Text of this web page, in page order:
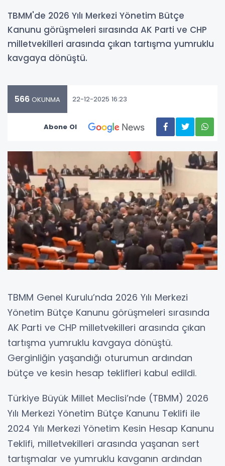
TBMM'de 2026 Yılı Merkezi Yönetim Bütçe
Kanunu görüşmeleri sırasında AK Parti ve CHP
milletvekilleri arasında çıkan tartışma yumruklu
kavgaya dönüştü.
566 OKUNMA 22-12-2025 16:23
Abone Ol
TBMM Genel Kurulu’nda 2026 Yılı Merkezi
Yönetim Bütçe Kanunu görüşmeleri sırasında
AK Parti ve CHP milletvekilleri arasında çıkan
tartışma yumruklu kavgaya dönüştü.
Gerginliğin yaşandığı oturumun ardından
bütçe ve kesin hesap teklifleri kabul edildi.
Türkiye Büyük Millet Meclisi’nde (TBMM) 2026
Yılı Merkezi Yönetim Bütçe Kanunu Teklifi ile
2024 Yılı Merkezi Yönetim Kesin Hesap Kanunu
Teklifi, milletvekilleri arasında yaşanan sert
tartışmalar ve yumruklu kavganın ardından